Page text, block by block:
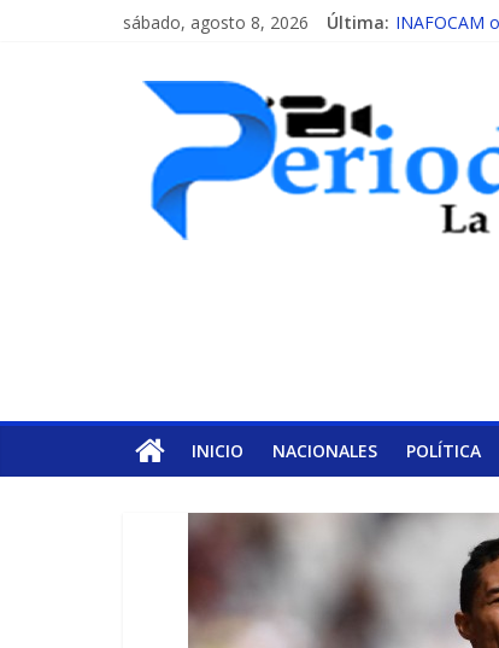
sábado, agosto 8, 2026 Última: INAFOCAM
MESCyT
INICIO NACIONALES POLÍTICA